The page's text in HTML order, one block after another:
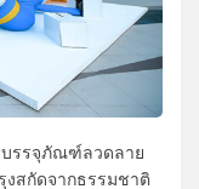
รรจุภัณฑ์ลวดลาย
งสกัดจากธรรมชาติ